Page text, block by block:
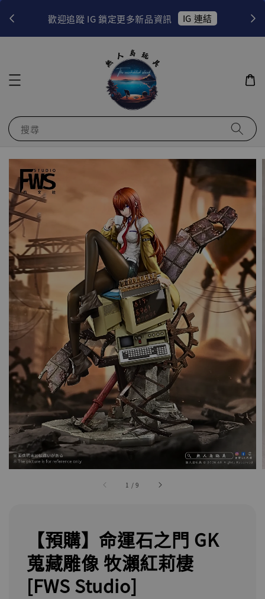
歡迎追蹤 IG 鎖定更多新品資訊 IG 連結
搜尋
1 /9
【預購】命運石之門 GK
蒐藏雕像 牧瀨紅莉棲
[FWS Studio]